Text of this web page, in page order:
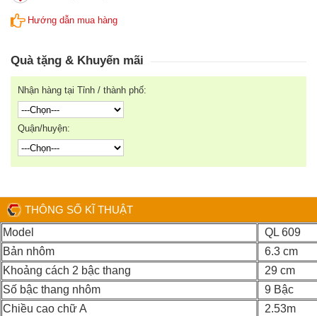
Hướng dẫn mua hàng
Quà tặng & Khuyến mãi
Nhận hàng tại Tỉnh / thành phố:
Quận/huyện:
THÔNG SỐ KĨ THUẬT
Model
QL 609
Bản nhôm
6.3 cm
Khoảng cách 2 bậc thang
29 cm
Số bậc thang nhôm
9 Bậc
Chiều cao chữ A
2.53m